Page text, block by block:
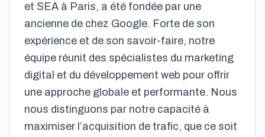
et SEA à Paris, a été fondée par une
ancienne de chez Google. Forte de son
expérience et de son savoir-faire, notre
équipe réunit des spécialistes du marketing
digital et du développement web pour offrir
une approche globale et performante. Nous
nous distinguons par notre capacité à
maximiser l’acquisition de trafic, que ce soit